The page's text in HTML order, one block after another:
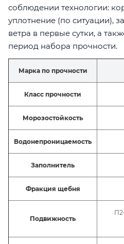
соблюдении технологии:
уплотнение (по ситуации),
ветра в первые сутки, а
период набора прочности.
Марка по прочности
Класс прочности
Морозостойкость
Водонепроницаемость
Заполнитель
Фракция щебня
Подвижность